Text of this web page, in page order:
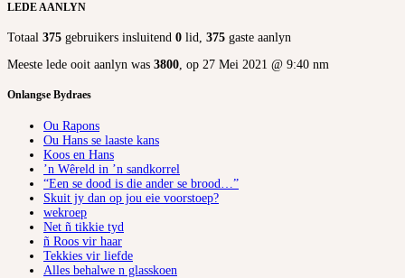
LEDE AANLYN
Totaal 375 gebruikers insluitend 0 lid, 375 gaste aanlyn
Meeste lede ooit aanlyn was 3800, op 27 Mei 2021 @ 9:40 nm
Onlangse Bydraes
Ou Rapons
Ou Hans se laaste kans
Koos en Hans
’n Wêreld in ’n sandkorrel
“Een se dood is die ander se brood…”
Skuit jy dan op jou eie voorstoep?
wekroep
Net ñ tikkie tyd
ñ Roos vir haar
Tekkies vir liefde
Alles behalwe n glasskoen